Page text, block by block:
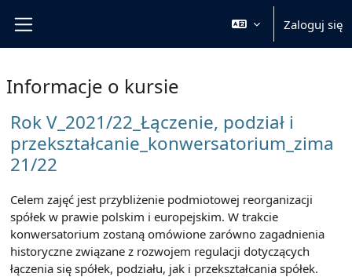
Zaloguj się
Informacje o kursie
Rok V_2021/22_Łączenie, podział i
przekształcanie_konwersatorium_zima
21/22
Celem zajęć jest przybliżenie podmiotowej reorganizacji
spółek w prawie polskim i europejskim. W trakcie
konwersatorium zostaną omówione zarówno zagadnienia
historyczne związane z rozwojem regulacji dotyczących
łączenia się spółek, podziału, jak i przekształcania spółek.